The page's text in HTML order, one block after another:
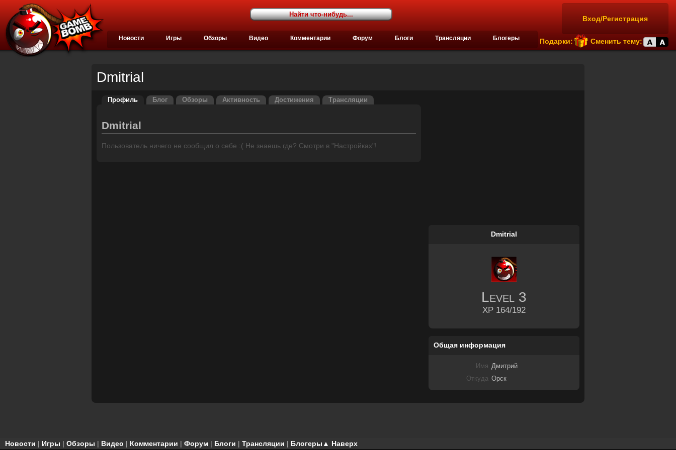
Вход/Регистрация
Подарки: Сменить тему:
Новости Игры Обзоры Видео Комментарии Форум Блоги Трансляции Блогеры
Dmitrial
Профиль Блог Обзоры Активность Достижения Трансляции
Dmitrial
Пользователь ничего не сообщил о себе :( Не знаешь где? Смотри в "Настройках"!
Dmitrial
Level 3
XP 164/192
Общая информация
Имя Дмитрий
Откуда Орск
▲ Наверх
Новости | Игры | Обзоры | Видео | Комментарии | Форум | Блоги | Трансляции | Блогеры